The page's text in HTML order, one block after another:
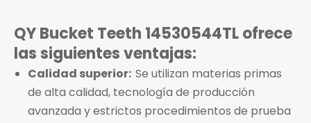
QY Bucket Teeth 14530544TL ofrece
las siguientes ventajas:
Calidad superior: Se utilizan materias primas
de alta calidad, tecnología de producción
avanzada y estrictos procedimientos de prueba